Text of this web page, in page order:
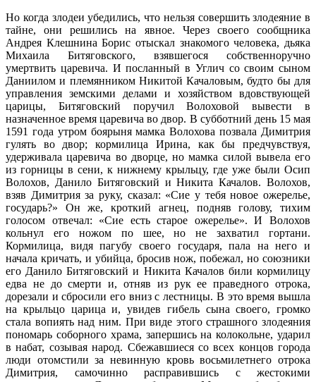
Но когда злодеи убедились, что нельзя совершить злодеяние в
тайне, они решились на явное. Через своего сообщника
Андрея Клешнина Борис отыскал знакомого человека, дьяка
Михаила Битяговского, взявшегося собственноручно
умертвить царевича. И посланный в Углич со своим сыном
Даниилом и племянником Никитой Качаловым, будто бы для
управления земскими делами и хозяйством вдовствующей
царицы, Битяговский поручил Волоховой вывести в
назначенное время царевича во двор. В субботний день 15 мая
1591 года утром боярыня мамка Волохова позвала Димитрия
гулять во двор; кормилица Ирина, как бы предчувствуя,
удерживала царевича во дворце, но мамка силой вывела его
из горницы в сени, к нижнему крыльцу, где уже были Осип
Волохов, Данило Битяговский и Никита Качалов. Волохов,
взяв Димитрия за руку, сказал: «Сие у тебя новое ожерелье,
государь?» Он же, кроткий агнец, подняв голову, тихим
голосом отвечал: «Сие есть старое ожерелье». И Волохов
кольнул его ножом по шее, но не захватил гортани.
Кормилица, видя пагубу своего государя, пала на него и
начала кричать, и убийца, бросив нож, побежал, но союзники
его Данило Битяговский и Никита Качалов били кормилицу
едва не до смерти и, отняв из рук ее праведного отрока,
дорезали и сбросили его вниз с лестницы. В это время вышла
на крыльцо царица и, увидев гибель сына своего, громко
стала вопиять над ним. При виде этого страшного злодеяния
пономарь соборного храма, запершись на колокольне, ударил
в набат, созывая народ. Сбежавшиеся со всех концов города
люди отомстили за невинную кровь восьмилетнего отрока
Димитрия, самочинно расправившись с жестокими